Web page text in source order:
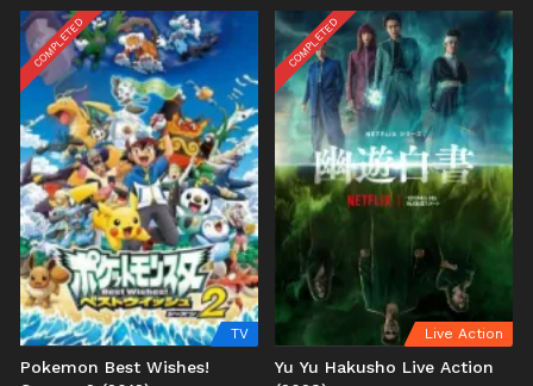
COMPLETED
TV
Pokemon Best Wishes!
COMPLETED
Live Action
Yu Yu Hakusho Live Action